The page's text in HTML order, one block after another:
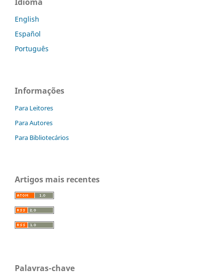
English
Español
Português
Informações
Para Leitores
Para Autores
Para Bibliotecários
Artigos mais recentes
Palavras-chave